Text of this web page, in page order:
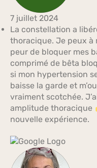
7 juillet 2024
La constellation a
thoracique. Je peux à
peur de bloquer mes
comprimé de bêta
si mon hypertension
baisse la garde et
vraiment scotchée.
amplitude thoracique
nouvelle expérience.